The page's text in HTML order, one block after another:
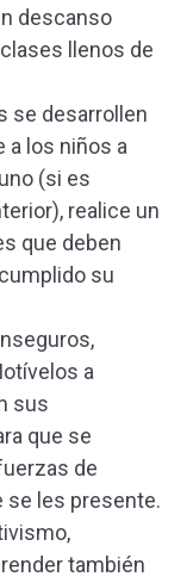
descanso
llenos de
se desarrollen
a los niños a
(si es
realice un
que deben
su
a
sus
que se
de
se les presente.
también